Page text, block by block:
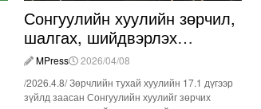
Сонгуулийн хуулийн зөрчил,
шалгах, шийдвэрлэх
ажиллагааны талаар
хэлэлцлээ
MPress
2026/04/08
/2026.4.8/ Зөрчлийн тухай хуулийн 17.1 дүгээр
зүйлд заасан Сонгуулийн хуулийг зөрчих